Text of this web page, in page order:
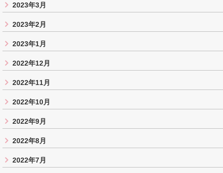
2023年3月
2023年2月
2023年1月
2022年12月
2022年11月
2022年10月
2022年9月
2022年8月
2022年7月